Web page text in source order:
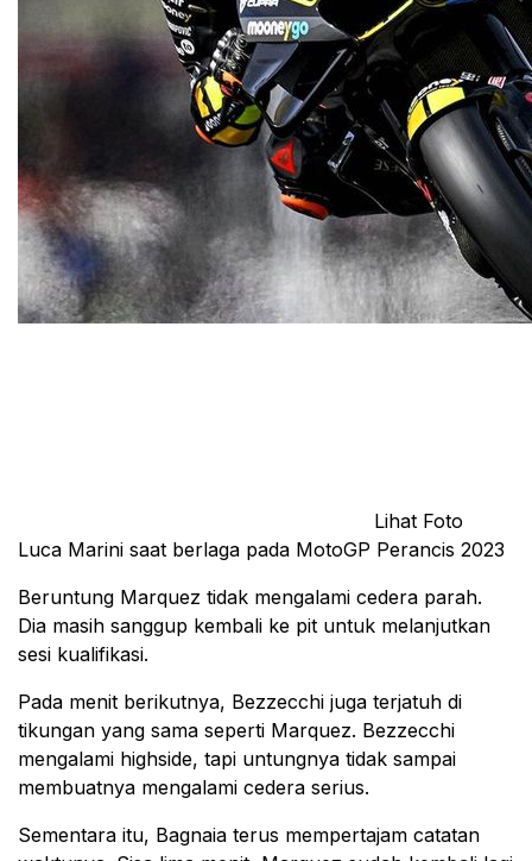
Lihat Foto
Luca Marini saat berlaga pada MotoGP Perancis 2023
Beruntung Marquez tidak mengalami cedera parah.
Dia masih sanggup kembali ke pit untuk melanjutkan
sesi kualifikasi.
Pada menit berikutnya, Bezzecchi juga terjatuh di
tikungan yang sama seperti Marquez. Bezzecchi
mengalami highside, tapi untungnya tidak sampai
membuatnya mengalami cedera serius.
Sementara itu, Bagnaia terus mempertajam catatan